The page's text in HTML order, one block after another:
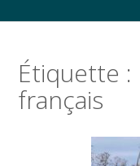
Étiquette :
français